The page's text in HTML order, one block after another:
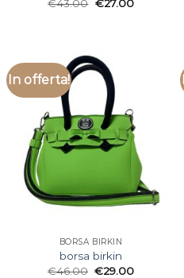
€43.00 €27.00
In offerta!
BORSA BIRKIN
borsa birkin
€46.00 €29.00